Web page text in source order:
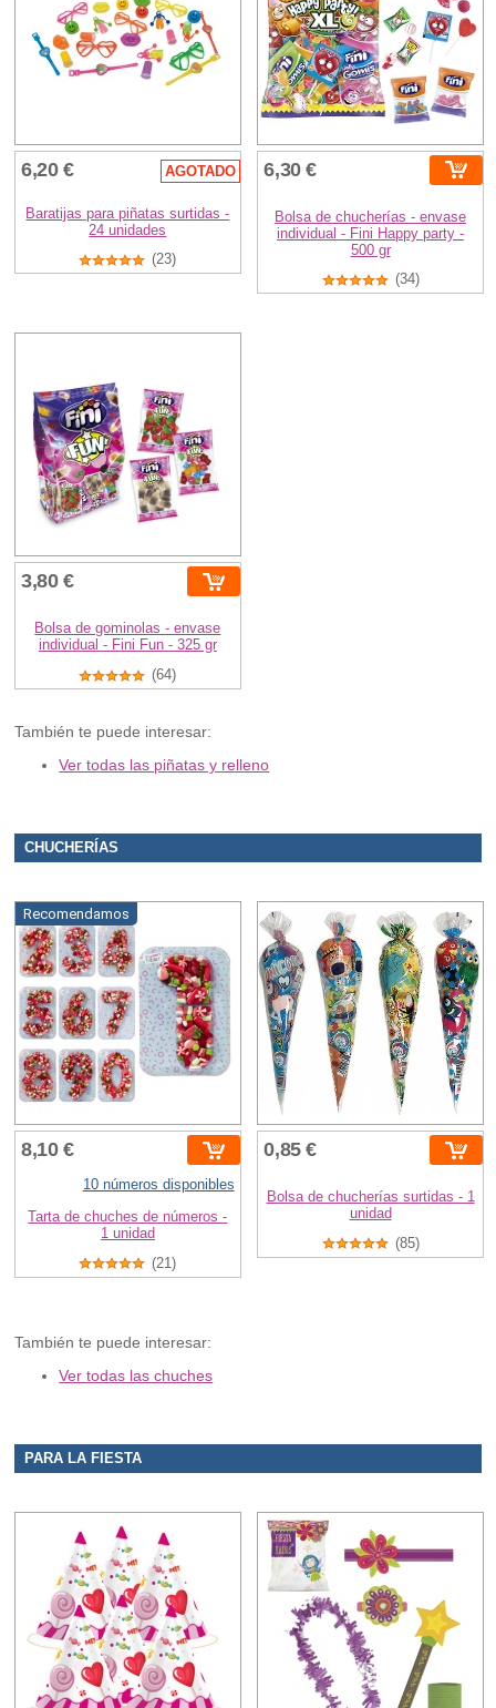
6,20 € AGOTADO
Baratijas para piñatas surtidas -
24 unidades
(23)
6,30 €
Bolsa de chucherías - envase
individual - Fini Happy party -
500 gr
(34)
3,80 €
Bolsa de gominolas - envase
individual - Fini Fun - 325 gr
(64)
También te puede interesar:
Ver todas las piñatas y relleno
CHUCHERÍAS
Recomendamos
8,10 €
10 números disponibles
Tarta de chuches de números -
1 unidad
(21)
0,85 €
Bolsa de chucherías surtidas - 1
unidad
(85)
También te puede interesar:
Ver todas las chuches
PARA LA FIESTA